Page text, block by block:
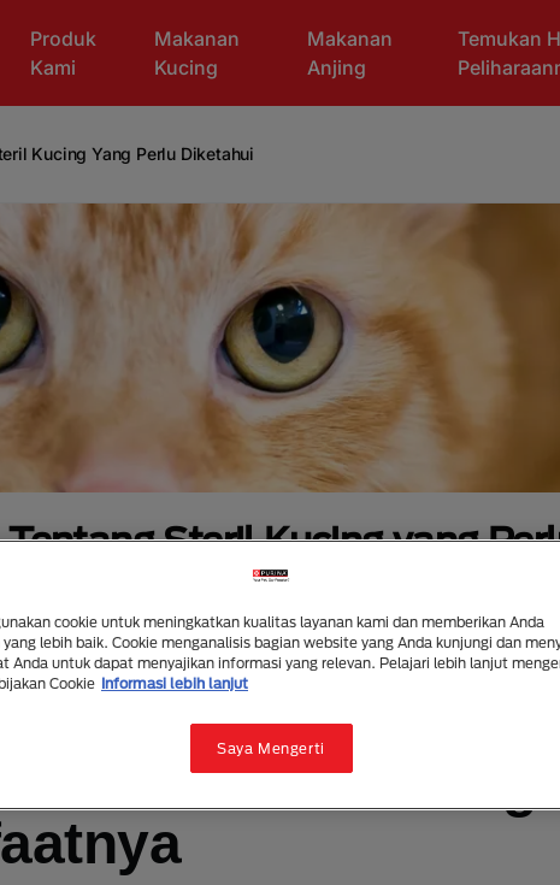
Produk
Kami
Makanan
Kucing
Makanan
Anjing
Temukan
Kucing Yang Perlu Diketahui
Steril Kucing yang
Ringkas dengan AI
Sterilisasi
cookie untuk meningkatkan kualitas layanan kami dan memberikan Anda
lebih baik. Cookie menganalisis bagian website yang Anda kunjungi dan
Anda untuk dapat menyajikan informasi yang relevan. Pelajari lebih lanjut
Cookie Informasi lebih lanjut
Saya Mengerti